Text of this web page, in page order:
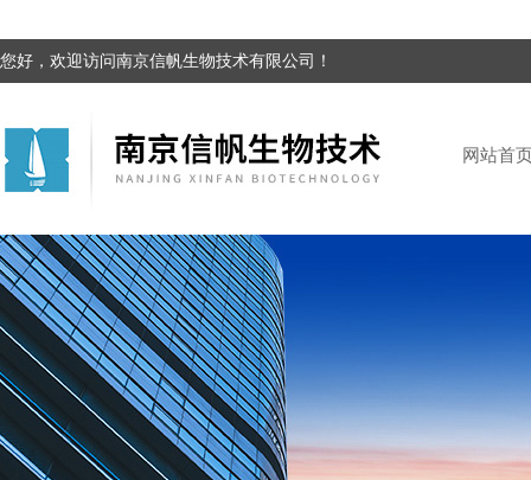
您好，欢迎访问南京信帆生物技术有限公司！
网站首